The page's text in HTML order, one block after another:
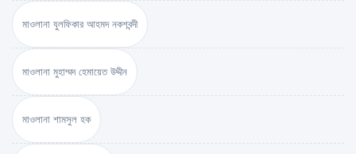
মাওলানা যুলফিকার আহমদ নকশবন্দী
মাওলানা মুহাম্মদ হেমায়েত উদ্দীন
মাওলানা শামসুল হক